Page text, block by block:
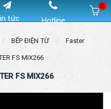
tức Hotline
0
BẾP ĐIỆN TỪ Faster
FS MIX266
FS MIX266